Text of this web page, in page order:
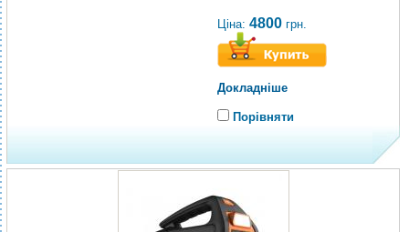
Ціна: 4800 грн.
Докладніше
Порівняти